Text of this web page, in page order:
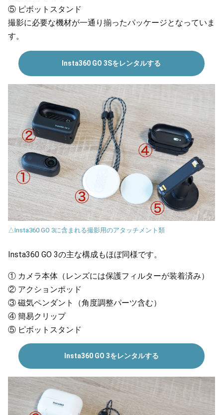
⑤ ピボットスタンド
撮影に必要な機材が一通り揃ったパッケージとなっていま
す。
Insta360 GO 3Sをレンタルする
△Insta360 GO 3に含まれる撮影用のアタッチメント類
Insta360 GO 3の主な構成もほぼ同様です。
① カメラ本体（レンズには保護フィルターが装着済み）
② アクションポッド
③ 磁気ペンダント（角度調整パーツ含む）
④ 簡易クリップ
⑤ ピボットスタンド
Insta360 GO 3をレンタルする